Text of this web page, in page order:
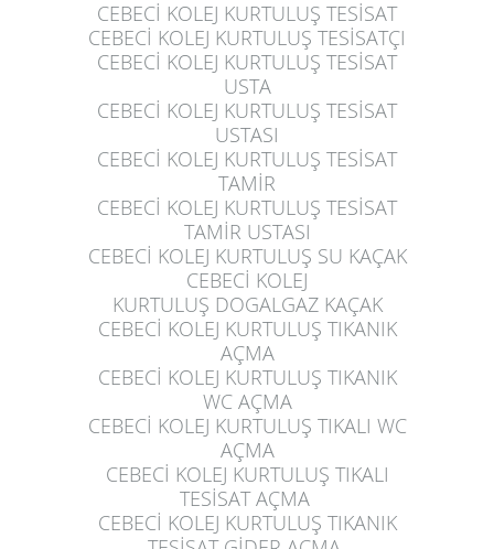
CEBECİ KOLEJ KURTULUŞ TESİSAT
CEBECİ KOLEJ KURTULUŞ TESİSATÇI
CEBECİ KOLEJ KURTULUŞ TESİSAT
USTA
CEBECİ KOLEJ KURTULUŞ TESİSAT
USTASI
CEBECİ KOLEJ KURTULUŞ TESİSAT
TAMİR
CEBECİ KOLEJ KURTULUŞ TESİSAT
TAMİR USTASI
CEBECİ KOLEJ KURTULUŞ SU KAÇAK
CEBECİ KOLEJ
KURTULUŞ DOGALGAZ KAÇAK
CEBECİ KOLEJ KURTULUŞ TIKANIK
AÇMA
CEBECİ KOLEJ KURTULUŞ TIKANIK
WC AÇMA
CEBECİ KOLEJ KURTULUŞ TIKALI WC
AÇMA
CEBECİ KOLEJ KURTULUŞ TIKALI
TESİSAT AÇMA
CEBECİ KOLEJ KURTULUŞ TIKANIK